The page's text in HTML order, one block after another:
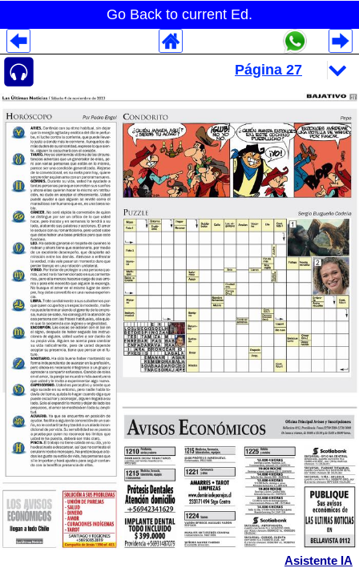
Go Back to current Ed.
Asistente IA
Despliegues Analytics
Despliegues Totales
Despliegues por Rubros